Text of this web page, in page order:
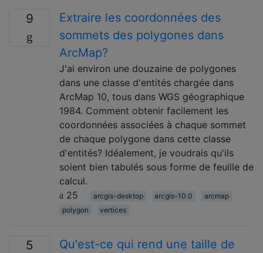
9
Extraire les coordonnées des
sommets des polygones dans
ArcMap?
J'ai environ une douzaine de polygones
dans une classe d'entités chargée dans
ArcMap 10, tous dans WGS géographique
1984. Comment obtenir facilement les
coordonnées associées à chaque sommet
de chaque polygone dans cette classe
d'entités? Idéalement, je voudrais qu'ils
soient bien tabulés sous forme de feuille de
calcul.
25
arcgis-desktop arcgis-10.0
arcmap
polygon
vertices
5
Qu'est-ce qui rend une taille de